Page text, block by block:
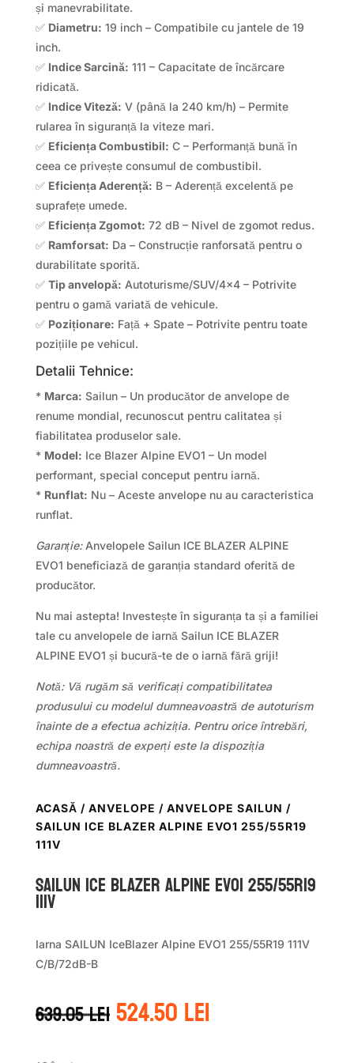
și manevrabilitate.
✅ Diametru: 19 inch – Compatibile cu jantele de 19
inch.
✅ Indice Sarcină: 111 – Capacitate de încărcare
ridicată.
✅ Indice Viteză: V (până la 240 km/h) – Permite
rularea în siguranță la viteze mari.
✅ Eficiența Combustibil: C – Performanță bună în
ceea ce privește consumul de combustibil.
✅ Eficiența Aderență: B – Aderență excelentă pe
suprafețe umede.
✅ Eficiența Zgomot: 72 dB – Nivel de zgomot redus.
✅ Ramforsat: Da – Construcție ranforsată pentru o
durabilitate sporită.
✅ Tip anvelopă: Autoturisme/SUV/4×4 – Potrivite
pentru o gamă variată de vehicule.
✅ Poziționare: Față + Spate – Potrivite pentru toate
pozițiile pe vehicul.
Detalii Tehnice:
* Marca: Sailun – Un producător de anvelope de
renume mondial, recunoscut pentru calitatea și
fiabilitatea produselor sale.
* Model: Ice Blazer Alpine EVO1 – Un model
performant, special conceput pentru iarnă.
* Runflat: Nu – Aceste anvelope nu au caracteristica
runflat.
Garanție:Anvelopele Sailun ICE BLAZER ALPINE
EVO1 beneficiază de garanția standard oferită de
producător.
Nu mai astepta! Investește în siguranța ta și a familiei
tale cu anvelopele de iarnă Sailun ICE BLAZER
ALPINE EVO1 și bucură-te de o iarnă fără griji!
Notă: Vă rugăm să verificați compatibilitatea
produsului cu modelul dumneavoastră de autoturism
înainte de a efectua achiziția. Pentru orice întrebări,
echipa noastră de experți este la dispoziția
dumneavoastră.
ACASĂ / ANVELOPE / ANVELOPE SAILUN /
SAILUN ICE BLAZER ALPINE EVO1 255/55R19
111V
Sailun ICE BLAZER ALPINE EVO1 255/55R19
111V
Iarna SAILUN IceBlazer Alpine EVO1 255/55R19 111V
C/B/72dB-B
639.05leiPrețul
inițial
524.50leiPrețul
curent